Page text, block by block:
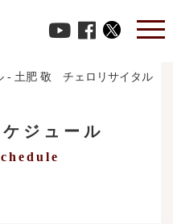
- 土肥 敬 チェロリサイタル
ジュール